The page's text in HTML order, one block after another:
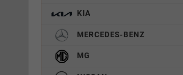
KIA
MERCEDES-BENZ
MG